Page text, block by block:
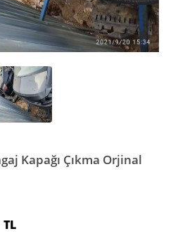
Kapağı Çıkma Orjinal
TL